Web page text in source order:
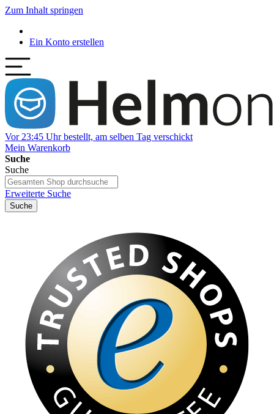
Zum Inhalt springen
Ein Konto erstellen
Vor 23:45 Uhr bestellt, am selben Tag verschickt
Mein Warenkorb
Suche
Suche
Erweiterte Suche
Suche